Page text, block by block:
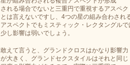
される場合でないと三重円で重視するアスペク
とは言えないですし、4つの星の組み合わされ
アスペクトでもミスティック・レクタングルで
少し影響は弱いでしょう。
敢えて言うと、グランドクロスはかなり影響力
が大きく、グランドセクスタイルはそれと同じ